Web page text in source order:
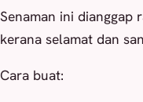
Senaman ini dianggap
kerana selamat dan
Cara buat: